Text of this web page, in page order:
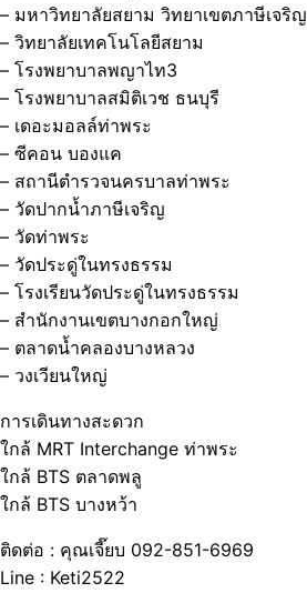
– มหาวิทยาลัยสยาม วิทยาเขตภาษีเจริญ
– วิทยาลัยเทคโนโลยีสยาม
– โรงพยาบาลพญาไท3
– โรงพยาบาลสมิติเวช ธนบุรี
– เดอะมอลล์ท่าพระ
– ซีคอน บองแค
– สถานีตำรวจนครบาลท่าพระ
– วัดปากน้ำภาษีเจริญ
– วัดท่าพระ
– วัดประดู่ในทรงธรรม
– โรงเรียนวัดประดู่ในทรงธรรม
– สำนักงานเขตบางกอกใหญ่
– ตลาดน้ำคลองบางหลวง
– วงเวียนใหญ่
การเดินทางสะดวก
ใกล้ MRT Interchange ท่าพระ
ใกล้ BTS ตลาดพลู
ใกล้ BTS บางหว้า
ติดต่อ : คุณเจี๊ยบ 092-851-6969
Line : Keti2522